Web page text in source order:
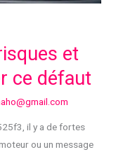
et
ce défaut
il y a de fortes
ou un message